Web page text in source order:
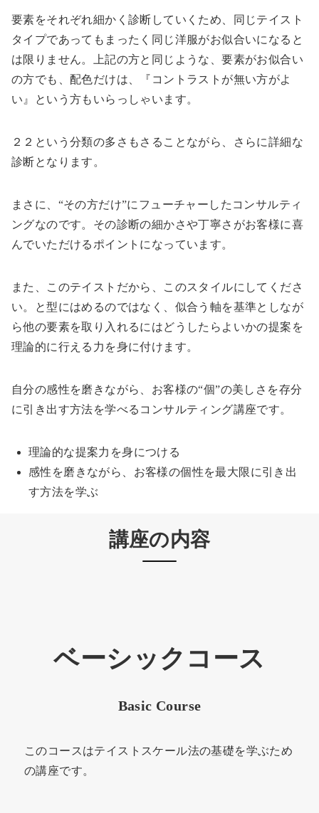
要素をそれぞれ細かく診断していくため、同じテイスト
タイプであってもまったく同じ洋服がお似合いになると
は限りません。上記の方と同じような、要素がお似合い
の方でも、配色だけは、『コントラストが無い方がよ
い』という方もいらっしゃいます。
２２という分類の多さもさることながら、さらに詳細な
診断となります。
まさに、“その方だけ”にフューチャーしたコンサルティ
ングなのです。その診断の細かさや丁寧さがお客様に喜
んでいただけるポイントになっています。
また、このテイストだから、このスタイルにしてくださ
い。と型にはめるのではなく、似合う軸を基準としなが
ら他の要素を取り入れるにはどうしたらよいかの提案を
理論的に行える力を身に付けます。
自分の感性を磨きながら、お客様の“個”の美しさを存分
に引き出す方法を学べるコンサルティング講座です。
理論的な提案力を身につける
感性を磨きながら、お客様の個性を最大限に引き出
す方法を学ぶ
講座の内容
ベーシックコース
Basic Course
このコースはテイストスケール法の基礎を学ぶため
の講座です。